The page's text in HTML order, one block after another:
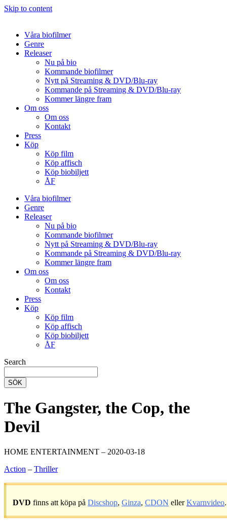
Skip to content
Våra biofilmer
Genre
Releaser
Nu på bio
Kommande biofilmer
Nytt på Streaming & DVD/Blu-ray
Kommande på Streaming & DVD/Blu-ray
Kommer längre fram
Om oss
Om oss
Kontakt
Press
Köp
Köp film
Köp affisch
Köp biobiljett
ÅF
Våra biofilmer
Genre
Releaser
Nu på bio
Kommande biofilmer
Nytt på Streaming & DVD/Blu-ray
Kommande på Streaming & DVD/Blu-ray
Kommer längre fram
Om oss
Om oss
Kontakt
Press
Köp
Köp film
Köp affisch
Köp biobiljett
ÅF
Search
SÖK
The Gangster, the Cop, the
Devil
HOME ENTERTAINMENT – 2020-03-18
Action – Thriller
DVD finns att köpa på Discshop, Ginza, CDON ellerKvarnvideo.